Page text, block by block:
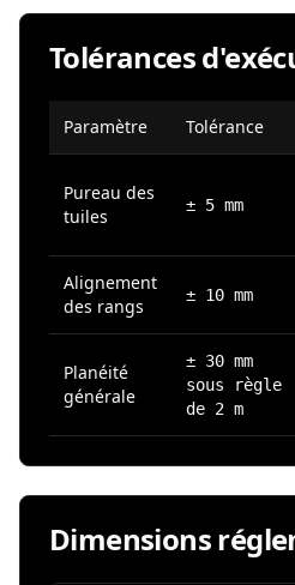
Tolérances
Paramètre Tolérance
Pureau des
tuiles
± 5 mm
Alignement
des rangs
± 10 mm
Planéité
générale
± 30 mm
sous règle
de 2 m
Dimensions